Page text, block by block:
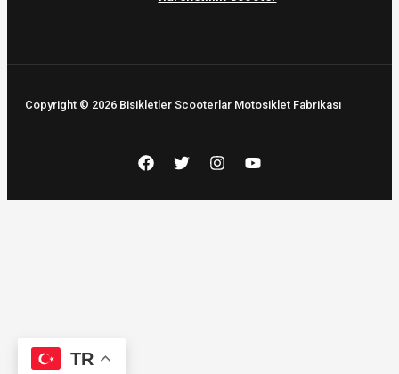
Copyright © 2026 Bisikletler Scooterlar Motosiklet Fabrikası
TR